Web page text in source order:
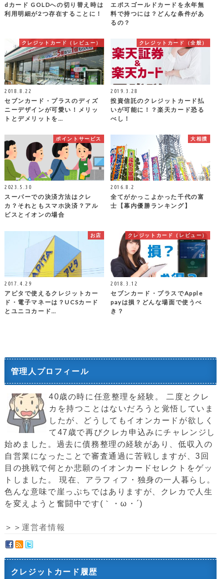
dカード GOLDへの切り替え時は
利用明細が2つ存在することに！
エポスゴールドカードを永年無
料で持つには？どんな条件があ
るの？
クレジットカード（レビュー）
2018.8.22
セブンカード・プラスのディズ
ニーデザインが可愛い！メリッ
トとデメリットを…
クレジットカード（全般）
2019.3.28
投資信託のクレジットカード払
いが可能に！？楽天カード恐る
べし！
ポイントサービス
2023.5.30
スーパーでの決済方法はクレ
カ？それともスマホ決済？アル
ビスとイオンの場合
大相撲
2016.8.2
全てがかっこよかった千代の富
士【幕内優勝ランキング】
お店
2017.4.29
アピタで使えるクレジットカー
ド・電子マネーは？UCSカード
とユニコカード…
クレジットカード（レビュー）
2018.3.12
セブンカード・プラスでApple
payは損？どんな場面で使うべ
き？
管理人プロフィール
40歳の時に任意整理を経験。 二度とクレ
カを持つことはないだろうと覚悟していま
したが、どうしてもイオンカードが欲しく
て47歳で再びクレカ申込みにチャレンジし
始めました。過去に債務整理の経験があり、低収入の
自営業になったことで審査通過に苦戦しますが、3回
目の挑戦で何とか悲願のイオンカードセレクトをゲッ
トしました。 現在、アラフィフ・独身の一人暮らし。
色んな意味で崖っぷちではありますが、クレカで人生
を変えようと奮闘中です(｀・ω・´)ゞ
＞＞運営者情報
クレジットカード履歴